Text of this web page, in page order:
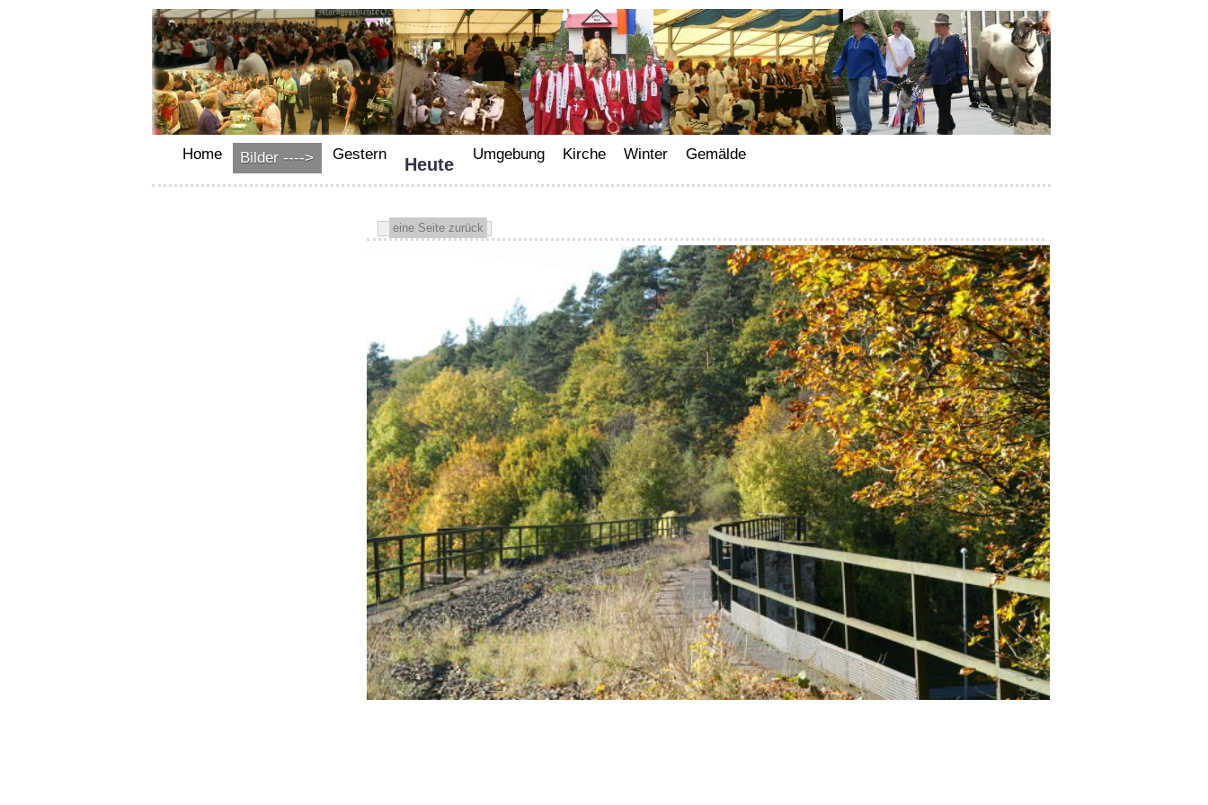
Home Bilder ----> Gestern
Heute
Umgebung Kirche Winter Gemälde